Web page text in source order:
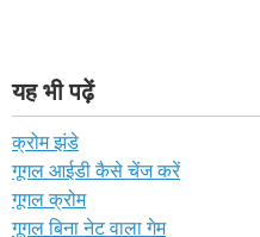
यह भी पढ़ें
क्रोम झंडे
गूगल आईडी कैसे चेंज करें
गूगल क्रोम
गूगल बिना नेट वाला गेम